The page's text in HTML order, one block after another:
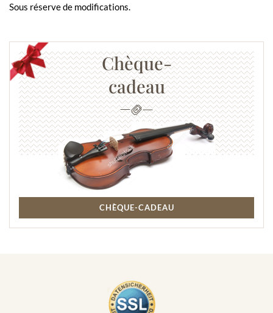
Sous réserve de modifications.
Chèque-
cadeau
CHÈQUE-CADEAU